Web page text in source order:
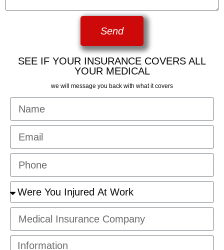
Send
SEE IF YOUR INSURANCE COVERS ALL
YOUR MEDICAL
we will message you back with what it covers